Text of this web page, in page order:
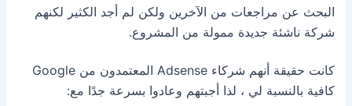
البحث عن مراجعات من الآخرين ولكن لم أجد الكثير لكنهم
شركة ناشئة جديدة ممولة من المشروع.
كانت حقيقة أنهم شركاء Adsense المعتمدون من Google
كافية بالنسبة لي ، لذا أجبتهم وعادوا بسرعة جدًا مع: